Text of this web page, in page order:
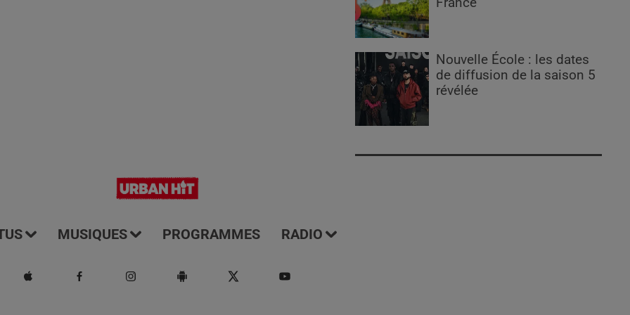
Nouvelle École : les dates
de diffusion de la saison 5
révélée
MUSIQUES PROGRAMMES RADIO